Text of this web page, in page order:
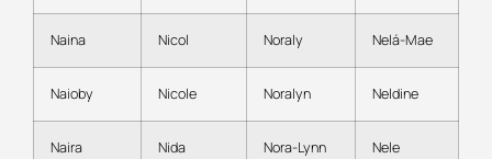
Naina Nicol Noraly Nelá-Mae
Naioby Nicole Noralyn Neldine
Naira Nida Nora-Lynn Nele